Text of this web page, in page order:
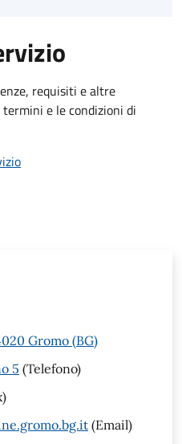
requisiti e altre
e le condizioni di
Gromo (BG)
5 (Telefono)
(Email)